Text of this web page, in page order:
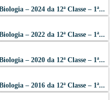
– 2024 da 12ª Classe – 1ª...
– 2022 da 12ª Classe – 1ª...
– 2020 da 12ª Classe – 1ª...
– 2016 da 12ª Classe – 1ª...